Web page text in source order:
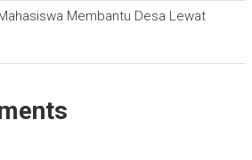
Membantu Desa Lewat